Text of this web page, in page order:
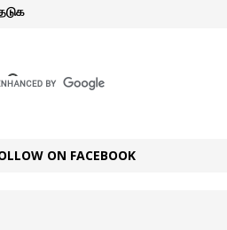
ON FACEBOOK